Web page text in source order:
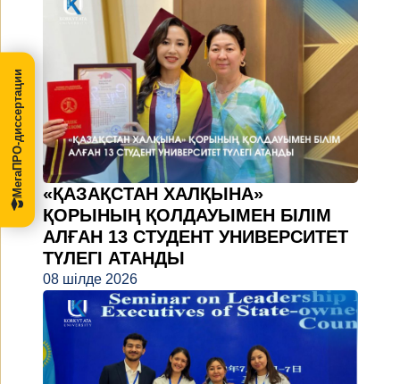
«ҚАЗАҚСТАН ХАЛҚЫНА»
ҚОРЫНЫҢ ҚОЛДАУЫМЕН БІЛІМ
АЛҒАН 13 СТУДЕНТ УНИВЕРСИТЕТ
ТҮЛЕГІ АТАНДЫ
08 шілде 2026
МегаПРО-диссертации